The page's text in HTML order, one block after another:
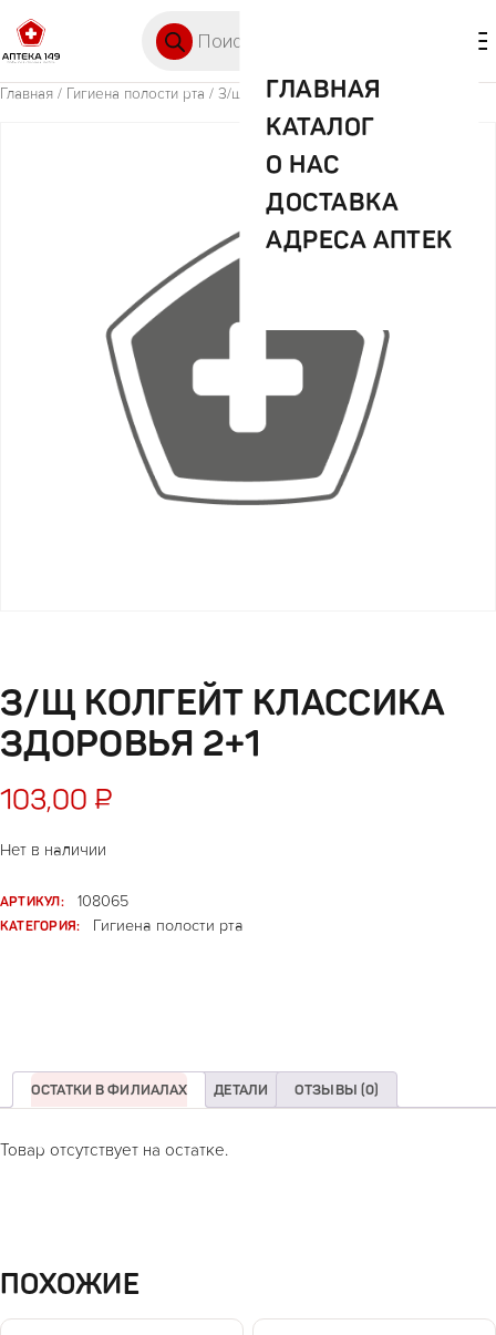
ГЛАВНАЯ
КАТАЛОГ
О НАС
ДОСТАВКА
АДРЕСА АПТЕК
Главная / Гигиена полости рта / З/щ Колгейт классика здоровья 2+1
З/Щ КОЛГЕЙТ КЛАССИКА
ЗДОРОВЬЯ 2+1
103,00 ₽
Нет в наличии
АРТИКУЛ:
108065
КАТЕГОРИЯ:
Гигиена полости рта
ОСТАТКИ В ФИЛИАЛАХ ДЕТАЛИ ОТЗЫВЫ (0)
Товар отсутствует на остатке.
ПОХОЖИЕ